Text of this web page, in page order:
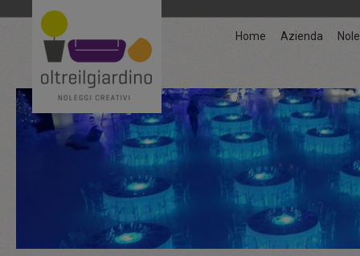
Home Azienda